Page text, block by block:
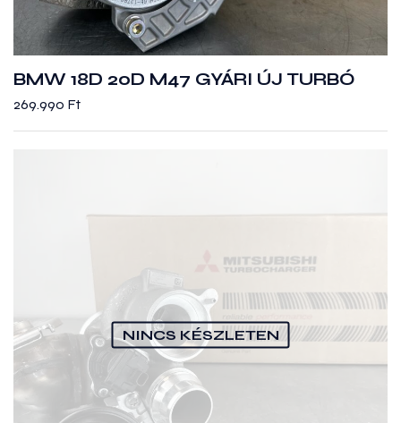
BMW 18D 20D M47 GYÁRI ÚJ TURBÓ
269.990 Ft
NINCS KÉSZLETEN